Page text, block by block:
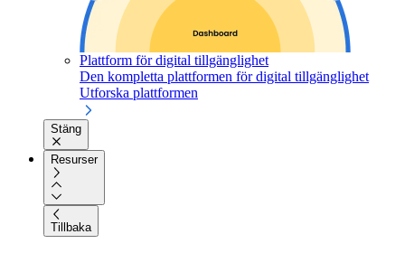
Plattform för digital tillgänglighet
Den kompletta plattformen för digital tillgänglighet
Utforska plattformen
Stäng
Resurser
Tillbaka